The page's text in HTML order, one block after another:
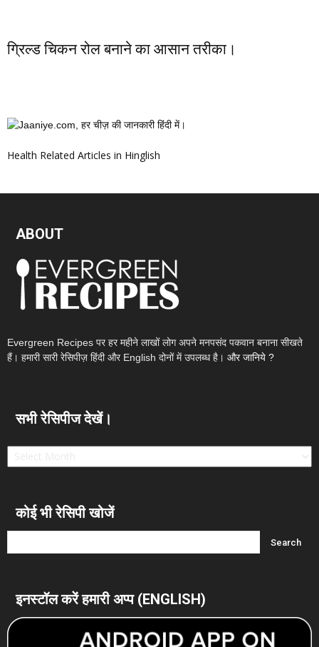
ग्रिल्ड चिकन रोल बनाने का आसान तरीका।
Health Related Articles in Hinglish
ABOUT
Evergreen Recipes पर हर महीने लाखों लोग अपने मनपसंद पकवान बनाना सीखते
हैं। हमारी सारी रेसिपीज़ हिंदी और English दोनों में उपलब्ध है। और जानिये ?
सभी रेसिपीज देखें।
सभी
कोई भी रेसिपी खोजें
इनस्टॉल करें हमारी अप्प (ENGLISH)